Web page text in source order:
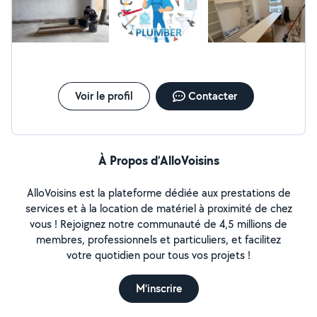
résultat, c’est un travail exceptionnel. Vous pouvez lui faire
confiance les yeux fermés !
Voir le profil Contacter
À Propos d’AlloVoisins
AlloVoisins est la plateforme dédiée aux prestations de
services et à la location de matériel à proximité de chez
vous ! Rejoignez notre communauté de 4,5 millions de
membres, professionnels et particuliers, et facilitez
votre quotidien pour tous vos projets !
M'inscrire